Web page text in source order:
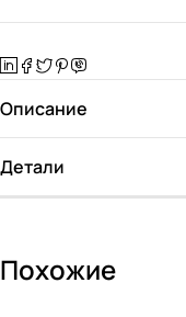
Описание
Детали
Похожие